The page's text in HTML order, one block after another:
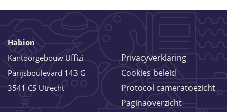
Habion
Kantoorgebouw Uffizi
Parijsboulevard 143 G
3541 CS Utrecht
Privacyverklaring
Cookies beleid
Protocol cameratoezicht
Paginaoverzicht